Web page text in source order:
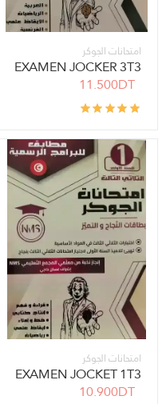
امتحانات الجوكر
EXAMEN JOCKER 3T3
11.500DT
امتحانات الجوكر
EXAMEN JOCKET 1T3
10.900DT